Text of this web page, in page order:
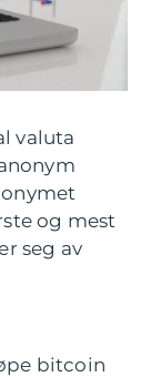
valuta
og mest
seg av
bitcoin